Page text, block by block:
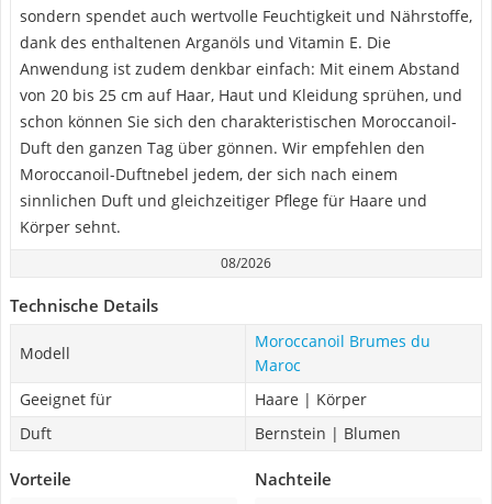
sondern spendet auch wertvolle Feuchtigkeit und Nährstoffe,
dank des enthaltenen Arganöls und Vitamin E. Die
Anwendung ist zudem denkbar einfach: Mit einem Abstand
von 20 bis 25 cm auf Haar, Haut und Kleidung sprühen, und
schon können Sie sich den charakteristischen Moroccanoil-
Duft den ganzen Tag über gönnen. Wir empfehlen den
Moroccanoil-Duftnebel jedem, der sich nach einem
sinnlichen Duft und gleichzeitiger Pflege für Haare und
Körper sehnt.
08/2026
Technische Details
Modell
Moroccanoil Brumes du
Maroc
Geeignet für
Haare | Körper
Duft
Bernstein | Blumen
Vorteile Nachteile